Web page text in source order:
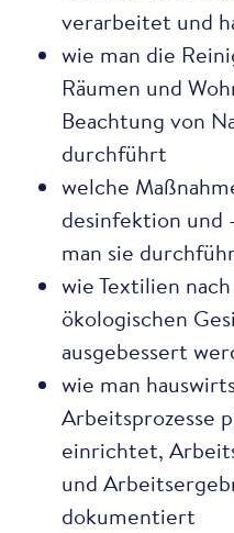
verarbeitet und
wie man die
Räumen und
Beachtung von
durchführt
welche
desinfektion und
man sie
wie Textilien
ökologischen
ausgebessert
wie man
Arbeitsprozesse
einrichtet,
und
dokumentiert